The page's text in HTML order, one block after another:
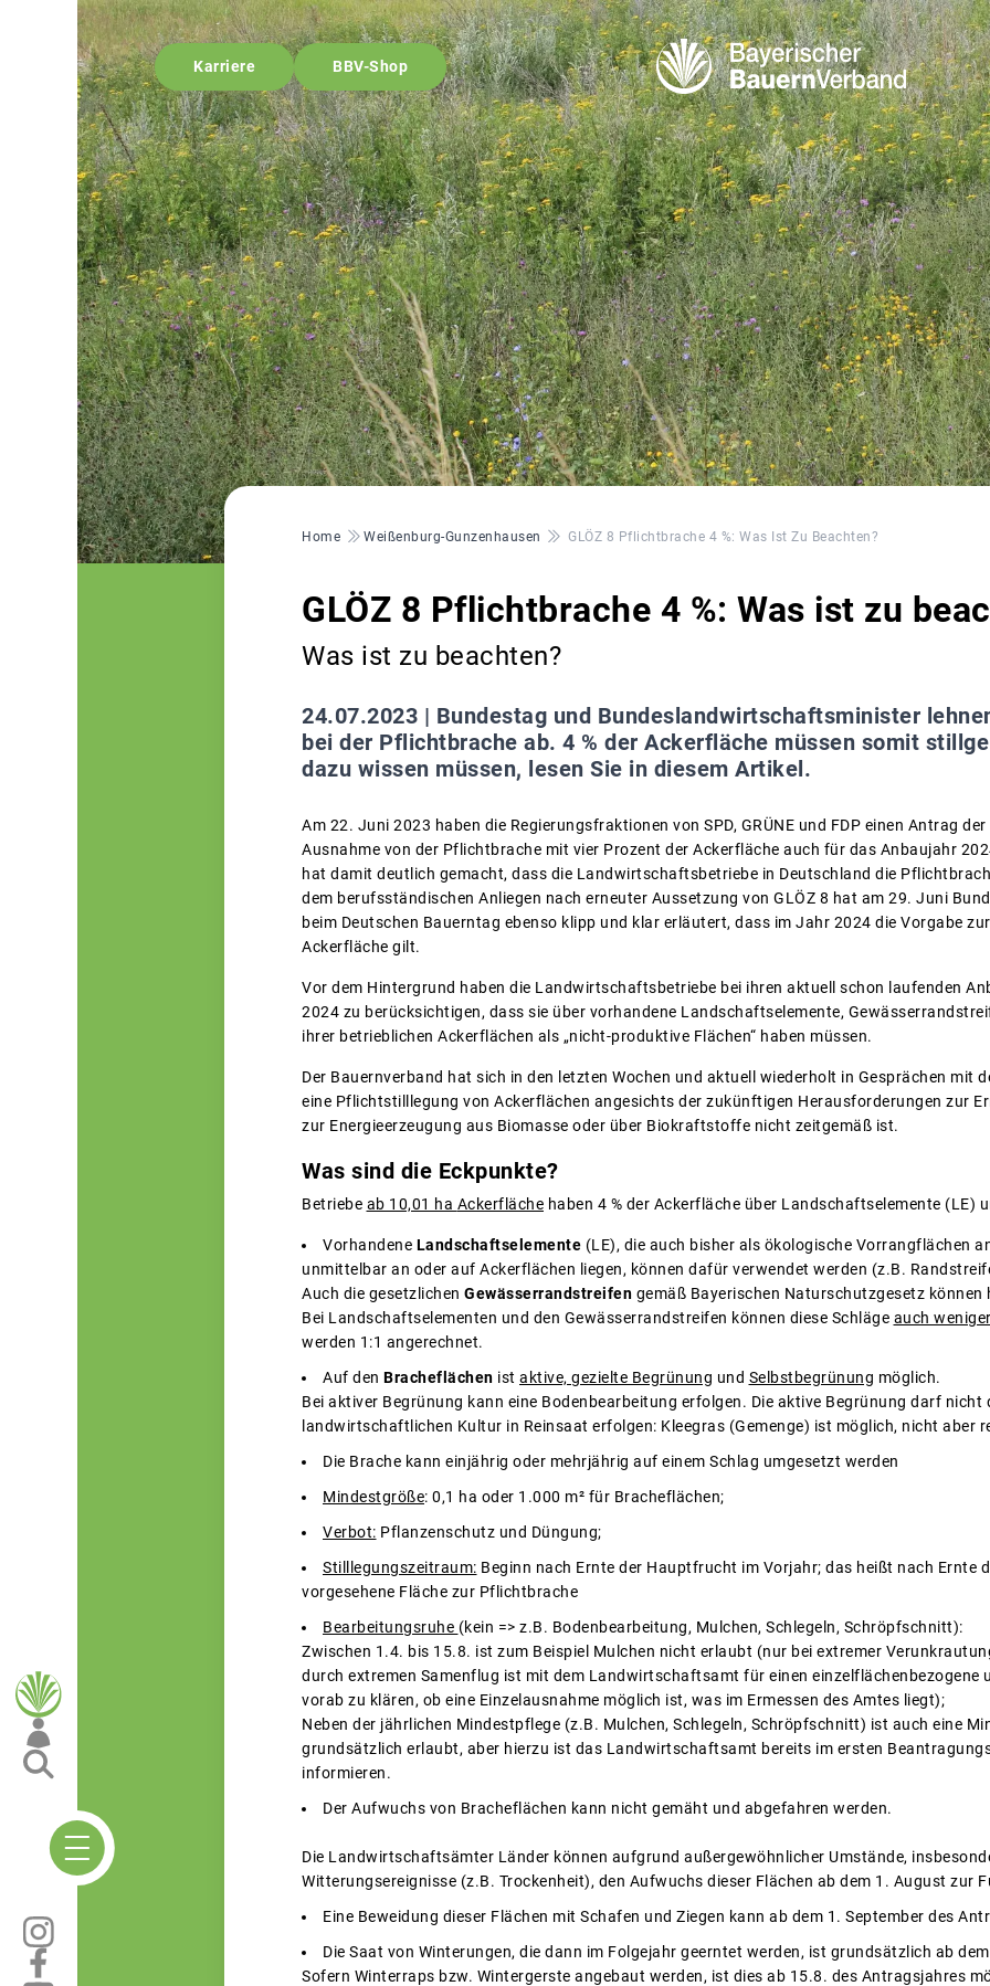
Karriere BBV-Shop
Pfadnavigation
Home Weißenburg-Gunzenhausen GLÖZ 8 Pflichtbrache 4 %: Was Ist Zu Beachten?
GLÖZ 8 Pflichtbrache 4 %: Was ist zu
Was ist zu beachten?
24.07.2023 | Bundestag und Bundeslandwirtschaftsminister
bei der Pflichtbrache ab. 4 % der Ackerfläche müssen somit
dazu wissen müssen, lesen Sie in diesem Artikel.
Am 22. Juni 2023 haben die Regierungsfraktionen von SPD, GRÜNE und FDP einen Antrag
Ausnahme von der Pflichtbrache mit vier Prozent der Ackerfläche auch für das Anbaujahr
hat damit deutlich gemacht, dass die Landwirtschaftsbetriebe in Deutschland die
dem berufsständischen Anliegen nach erneuter Aussetzung von GLÖZ 8 hat am 29. Juni
beim Deutschen Bauerntag ebenso klipp und klar erläutert, dass im Jahr 2024 die Vorgabe
Ackerfläche gilt.
Vor dem Hintergrund haben die Landwirtschaftsbetriebe bei ihren aktuell schon laufenden
2024 zu berücksichtigen, dass sie über vorhandene Landschaftselemente,
ihrer betrieblichen Ackerflächen als „nicht-produktive Flächen“ haben müssen.
Der Bauernverband hat sich in den letzten Wochen und aktuell wiederholt in Gesprächen mit
eine Pflichtstilllegung von Ackerflächen angesichts der zukünftigen Herausforderungen zur
zur Energieerzeugung aus Biomasse oder über Biokraftstoffe nicht zeitgemäß ist.
Was sind die Eckpunkte?
Betriebe ab 10,01 ha Ackerfläche haben 4 % der Ackerfläche über Landschaftselemente (LE)
Vorhandene Landschaftselemente (LE), die auch bisher als ökologische Vorrangflächen
unmittelbar an oder auf Ackerflächen liegen, können dafür verwendet werden (z.B.
Auch die gesetzlichen Gewässerrandstreifen gemäß Bayerischen Naturschutzgesetz können
Bei Landschaftselementen und den Gewässerrandstreifen können diese Schläge auch
werden 1:1 angerechnet.
Auf den Bracheflächen ist aktive, gezielte Begrünung und Selbstbegrünung möglich.
Bei aktiver Begrünung kann eine Bodenbearbeitung erfolgen. Die aktive Begrünung darf nicht
landwirtschaftlichen Kultur in Reinsaat erfolgen: Kleegras (Gemenge) ist möglich, nicht aber
Die Brache kann einjährig oder mehrjährig auf einem Schlag umgesetzt werden
Mindestgröße: 0,1 ha oder 1.000 m² für Bracheflächen;
Verbot: Pflanzenschutz und Düngung;
Stilllegungszeitraum: Beginn nach Ernte der Hauptfrucht im Vorjahr; das heißt nach Ernte
vorgesehene Fläche zur Pflichtbrache
Bearbeitungsruhe (kein => z.B. Bodenbearbeitung, Mulchen, Schlegeln, Schröpfschnitt):
Zwischen 1.4. bis 15.8. ist zum Beispiel Mulchen nicht erlaubt (nur bei extremer
durch extremen Samenflug ist mit dem Landwirtschaftsamt für einen einzelflächenbezogene
vorab zu klären, ob eine Einzelausnahme möglich ist, was im Ermessen des Amtes liegt);
Neben der jährlichen Mindestpflege (z.B. Mulchen, Schlegeln, Schröpfschnitt) ist auch eine
grundsätzlich erlaubt, aber hierzu ist das Landwirtschaftsamt bereits im ersten
informieren.
Der Aufwuchs von Bracheflächen kann nicht gemäht und abgefahren werden.
Die Landwirtschaftsämter Länder können aufgrund außergewöhnlicher Umstände,
Witterungsereignisse (z.B. Trockenheit), den Aufwuchs dieser Flächen ab dem 1. August zur
Eine Beweidung dieser Flächen mit Schafen und Ziegen kann ab dem 1. September des
Die Saat von Winterungen, die dann im Folgejahr geerntet werden, ist grundsätzlich ab
Sofern Winterraps bzw. Wintergerste angebaut werden, ist dies ab 15.8. des Antragsjahres